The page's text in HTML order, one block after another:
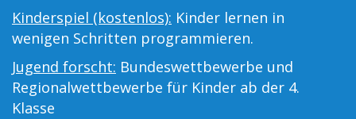
Kinderspiel (kostenlos): Kinder lernen in
wenigen Schritten programmieren.
Jugend forscht: Bundeswettbewerbe und
Regionalwettbewerbe für Kinder ab der 4.
Klasse